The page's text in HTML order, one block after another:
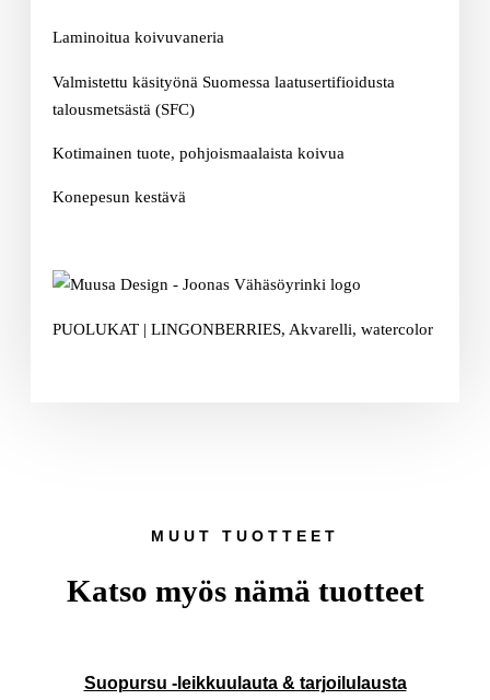
Laminoitua koivuvaneria
Valmistettu käsityönä Suomessa laatusertifioidusta
talousmetsästä (SFC)
Kotimainen tuote, pohjoismaalaista koivua
Konepesun kestävä
PUOLUKAT | LINGONBERRIES, Akvarelli, watercolor
MUUT TUOTTEET
Katso myös nämä tuotteet
Suopursu -leikkuulauta & tarjoilulausta